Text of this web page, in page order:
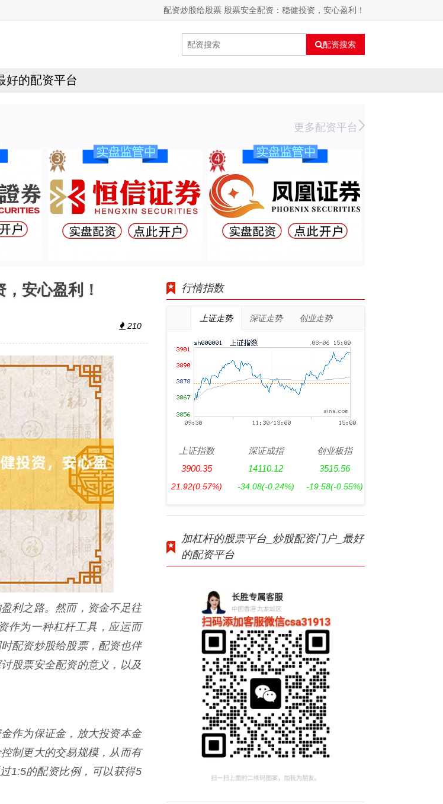
配资炒股给股票 股票安全配资：稳健投资，安心盈利！
配资搜索
好的配资平台
更多配资平台
安心盈利！
210
利之路。然而，资金不足往
作为一种杠杆工具，应运而
配资炒股给股票，配资也伴
股票安全配资的意义，以及
作为保证金，放大投资本金
制更大的交易规模，从而有
1:5的配资比例，可以获得5
行情指数
上证走势 深证走势 创业走势
上证指数
3900.35
21.92(0.57%)
深证成指
14110.12
-34.08(-0.24%)
创业板指
3515.56
-19.58(-0.55%)
加杠杆的股票平台_炒股配资门户_最好
的配资平台